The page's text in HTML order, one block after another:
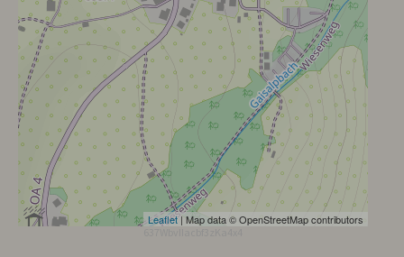
Leaflet| Map data © OpenStreetMap contributors